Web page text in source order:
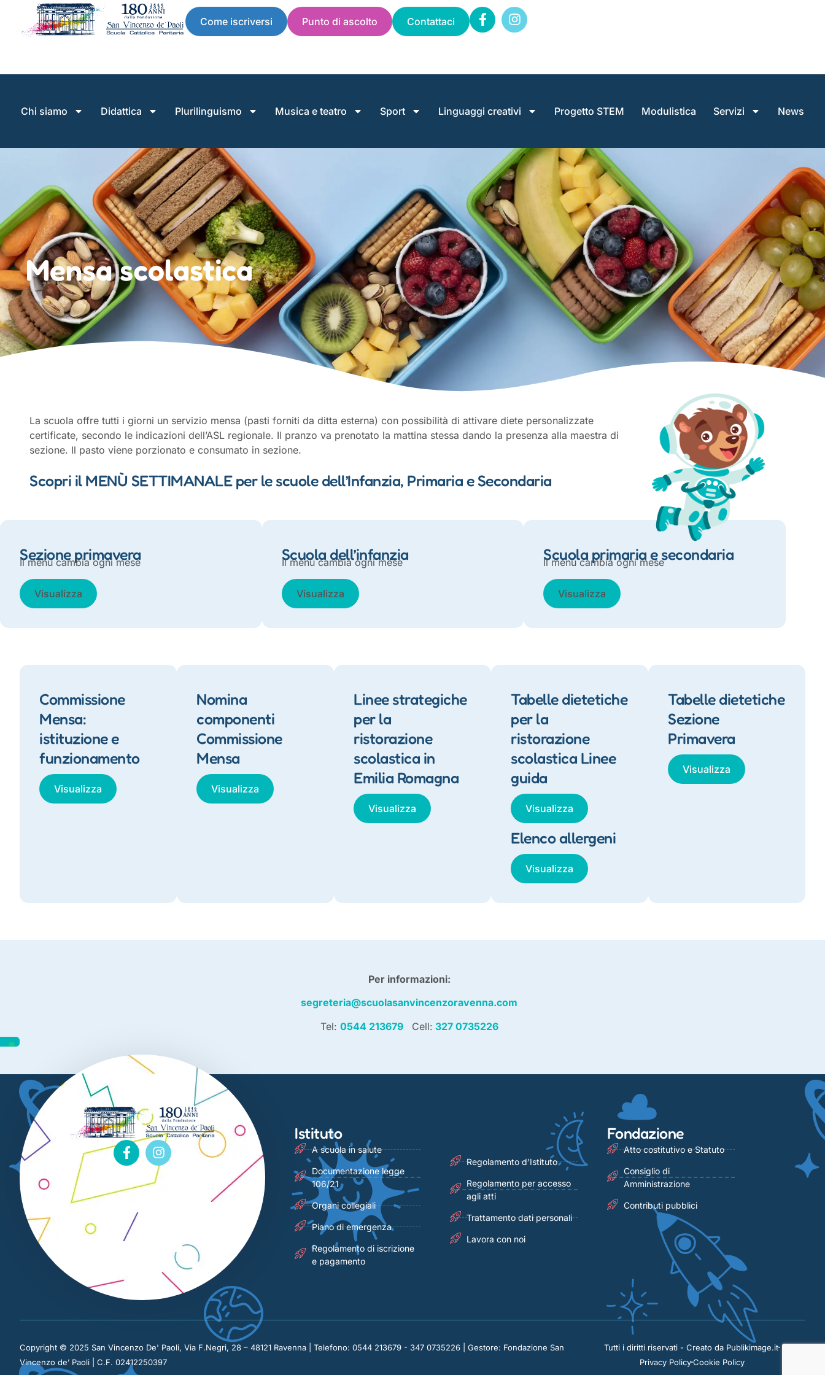
Come iscriversi Punto di ascolto Contattaci
Chi siamo Didattica Plurilinguismo Musica e teatro Sport Linguaggi creativi Progetto STEM Modulistica Servizi News
Mensa scolastica
La scuola offre tutti i giorni un servizio mensa (pasti forniti da ditta esterna) con possibilità di attivare diete personalizzate
certificate, secondo le indicazioni dell’ASL regionale. Il pranzo va prenotato la mattina stessa dando la presenza alla maestra di
sezione. Il pasto viene porzionato e consumato in sezione.
Scopri il MENÙ SETTIMANALE per le scuole dell’Infanzia, Primaria e Secondaria
Sezione primavera
Il menù cambia ogni mese
Visualizza
Scuola dell’infanzia
Il menù cambia ogni mese
Visualizza
Scuola primaria e secondaria
Il menù cambia ogni mese
Visualizza
Commissione
Mensa:
istituzione e
funzionamento
Visualizza
Nomina
componenti
Commissione
Mensa
Visualizza
Linee strategiche
per la
ristorazione
scolastica in
Emilia Romagna
Visualizza
Tabelle dietetiche
per la
ristorazione
scolastica Linee
guida
Visualizza
Elenco allergeni
Visualizza
Tabelle dietetiche
Sezione
Primavera
Visualizza
Per informazioni:
segreteria@scuolasanvincenzoravenna.com
Tel: 0544 213679 Cell: 327 0735226
Istituto
A scuola in salute
Documentazione legge
106/21
Organi collegiali
Piano di emergenza
Regolamento di iscrizione
e pagamento
Regolamento d’Istituto
Regolamento per accesso
agli atti
Trattamento dati personali
Lavora con noi
Fondazione
Atto costitutivo e Statuto
Consiglio di
Amministrazione
Contributi pubblici
Copyright © 2025 San Vincenzo De' Paoli, Via F.Negri, 28 – 48121 Ravenna | Telefono: 0544 213679 - 347 0735226 | Gestore: Fondazione San
Vincenzo de’ Paoli | C.F. 02412250397
Tutti i diritti riservati - Creato da Publikimage.it
Privacy PolicyCookie Policy